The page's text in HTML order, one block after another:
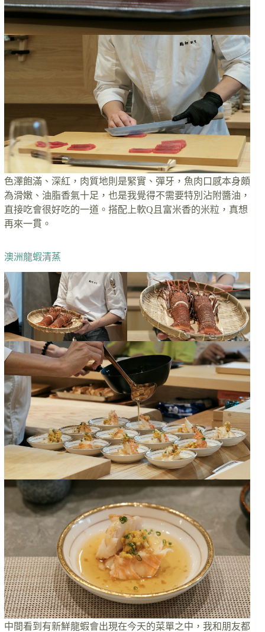
色澤飽滿、深紅，肉質地則是緊實、彈牙，魚肉口感本身頗
為滑嫩、油脂香氣十足，也是我覺得不需要特別沾附醬油，
直接吃會很好吃的一道。搭配上軟Q且富米香的米粒，真想
再來一貫。
澳洲龍蝦清蒸
中間看到有新鮮龍蝦會出現在今天的菜單之中，我和朋友都